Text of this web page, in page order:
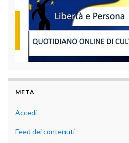
META
Accedi
Feed dei contenuti